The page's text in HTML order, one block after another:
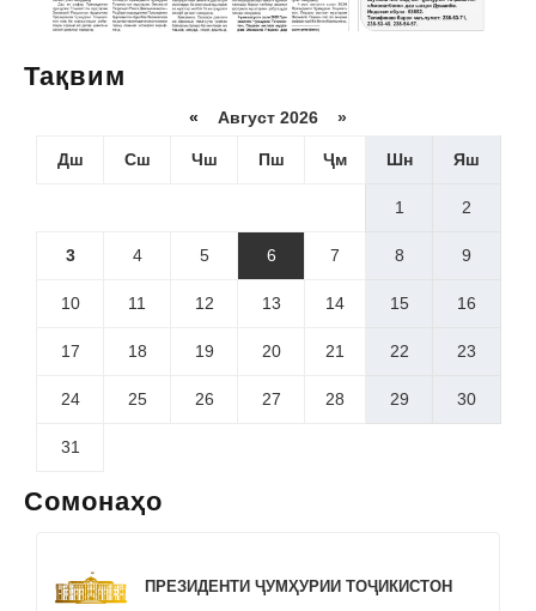
Тақвим
« Август 2026 »
Дш Сш Чш Пш Ҷм Шн Яш
1 2
3 4 5 6 7 8 9
10 11 12 13 14 15 16
17 18 19 20 21 22 23
24 25 26 27 28 29 30
31
Сомонаҳо
ПРЕЗИДЕНТИ ҶУМҲУРИИ ТОҶИКИСТОН